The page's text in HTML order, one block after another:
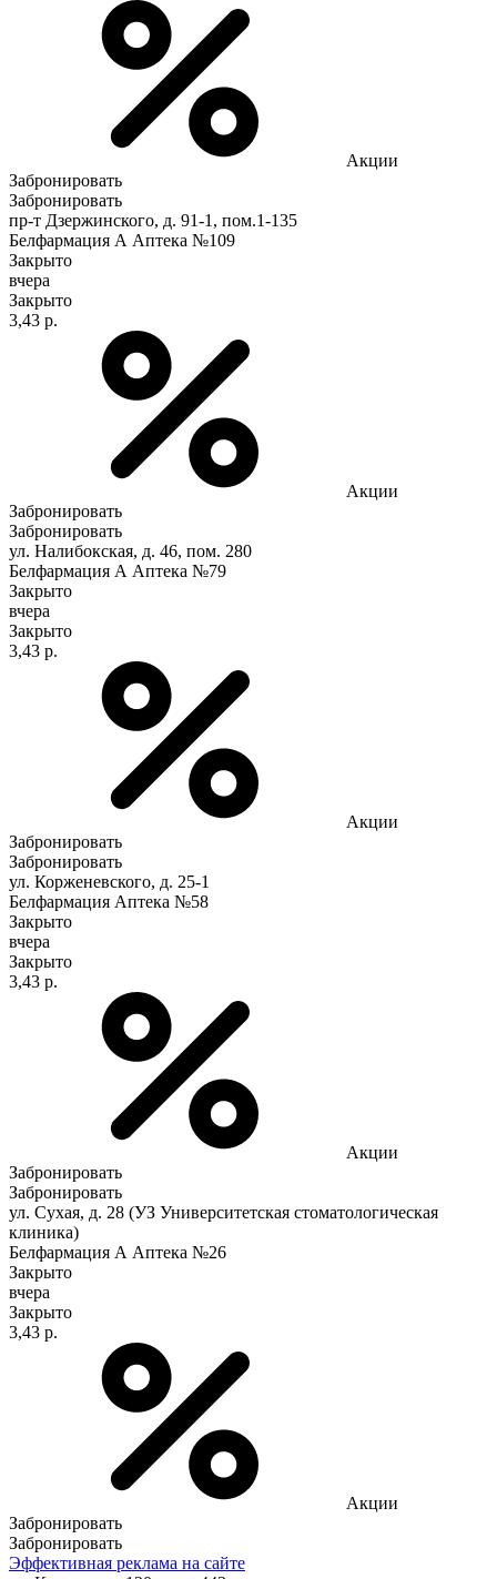
Акции
Забронировать
Забронировать
пр-т Дзержинского, д. 91-1, пом.1-135
Белфармация А Аптека №109
Закрыто
вчера
Закрыто
3,43 р.
Акции
Забронировать
Забронировать
ул. Налибокская, д. 46, пом. 280
Белфармация А Аптека №79
Закрыто
вчера
Закрыто
3,43 р.
Акции
Забронировать
Забронировать
ул. Корженевского, д. 25-1
Белфармация Аптека №58
Закрыто
вчера
Закрыто
3,43 р.
Акции
Забронировать
Забронировать
ул. Сухая, д. 28 (УЗ Университетская стоматологическая
клиника)
Белфармация А Аптека №26
Закрыто
вчера
Закрыто
3,43 р.
Акции
Забронировать
Забронировать
Эффективная реклама на сайте